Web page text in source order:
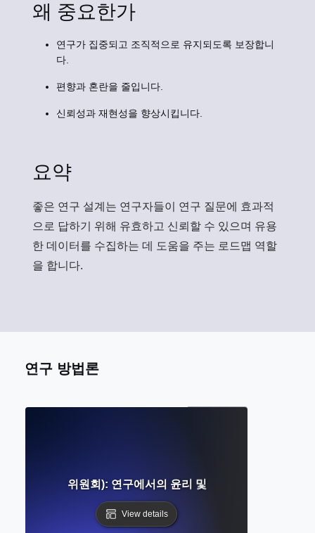
왜 중요한가
연구가 집중되고 조직적으로 유지되도록 보장합니
다.
편향과 혼란을 줄입니다.
신뢰성과 재현성을 향상시킵니다.
요약
좋은 연구 설계는 연구자들이 연구 질문에 효과적
으로 답하기 위해 유효하고 신뢰할 수 있으며 유용
한 데이터를 수집하는 데 도움을 주는 로드맵 역할
을 합니다.
연구 방법론
(기관 윤리 위원회): 연구에서의 윤리 및 인간 대상 검토
View details